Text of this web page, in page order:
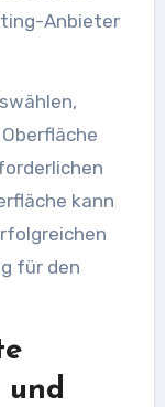
Anbieter
kann
für den
und